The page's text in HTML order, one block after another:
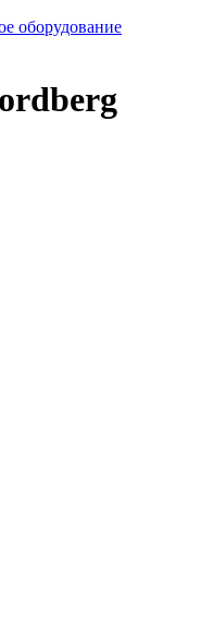
оборудование